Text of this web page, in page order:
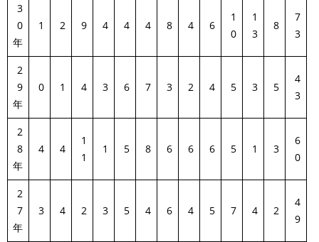
3
0
年
1 2 9 4 4 4 8 4 6
1
0
1
3
8
7
3
2
9
年
0 1 4 3 6 7 3 2 4 5 3 5
4
3
2
8
年
4 4
1
1
1 5 8 6 6 6 5 1 3
6
0
2
7
年
3 4 2 3 5 4 6 4 5 7 4 2
4
9